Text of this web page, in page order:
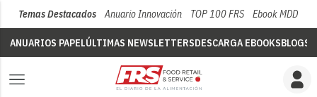
Temas Destacados Anuario Innovación TOP 100 FRS Ebook MDD
ANUARIOS PAPELÚLTIMAS NEWSLETTERSDESCARGA EBOOKSBLOGS